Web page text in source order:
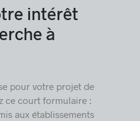
intérêt
à
pour votre projet de
ce court formulaire :
aux établissements